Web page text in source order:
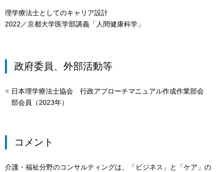
理学療法士としてのキャリア設計
2022／京都大学医学部講義「人間健康科学」
政府委員、外部活動等
日本理学療法士協会 行政アプローチマニュアル作成作業部会
部会員（2023年）
コメント
介護・福祉分野のコンサルティングは、「ビジネス」と「ケア」の